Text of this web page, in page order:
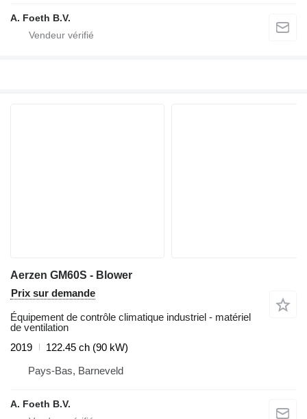
A. Foeth B.V.
Aerzen GM60S - Blower
Prix sur demande
Équipement de contrôle climatique industriel - matériel
de ventilation
2019
122.45 ch (90 kW)
Pays-Bas, Barneveld
A. Foeth B.V.